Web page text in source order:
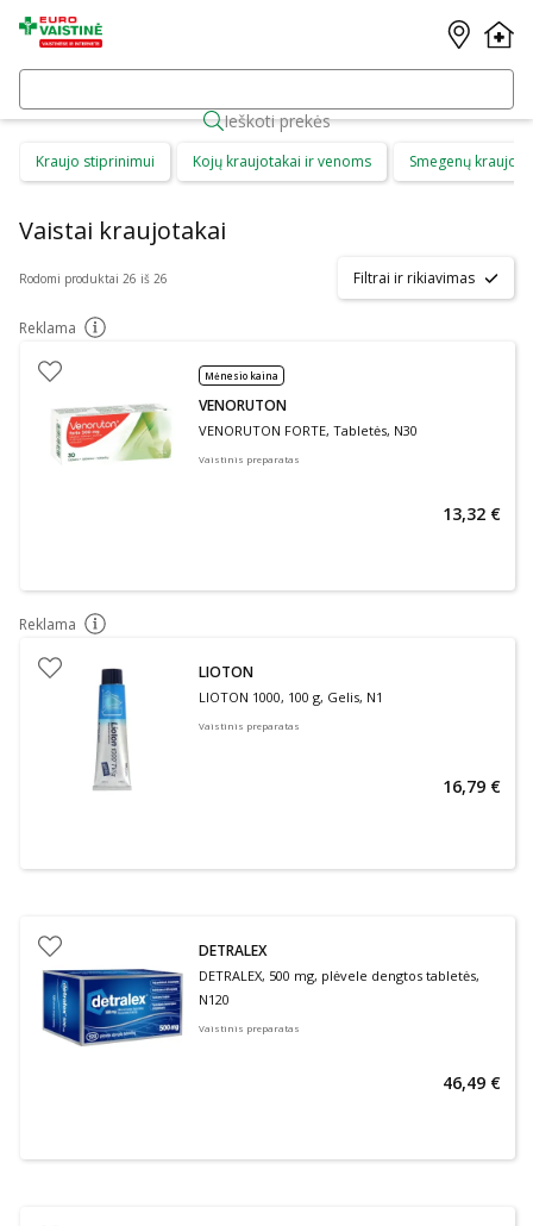
Ieškoti prekės
Kraujo stiprinimui Kojų kraujotakai ir venoms Smegenų
Vaistai kraujotakai
Rodomi produktai 26 iš 26 Filtrai ir rikiavimas
Reklama patarimas
Mėnesio kaina
VENORUTON
VENORUTON FORTE, Tabletės, N30
Vaistinis preparatas
13,32 €
Reklama patarimas
LIOTON
LIOTON 1000, 100 g, Gelis, N1
Vaistinis preparatas
16,79 €
DETRALEX
DETRALEX, 500 mg, plėvele dengtos tabletės,
N120
Vaistinis preparatas
46,49 €